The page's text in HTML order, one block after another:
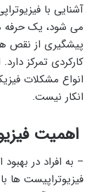
آشنایی با
می شود، یک حرفه
پیشگیری از نقص
کارکردی تمرکز
انواع مشکلات
انکار نیست.
اهمیت
– به افراد در
فیزیوتراپیست ها